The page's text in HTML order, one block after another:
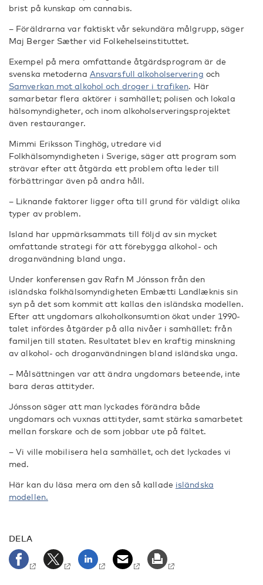
brist på kunskap om cannabis.
– Föräldrarna var faktiskt vår sekundära målgrupp, säger
Maj Berger Sæther vid Folkehelseinstituttet.
Exempel på mera omfattande åtgärdsprogram är de
svenska metoderna Ansvarsfull alkoholservering och
Samverkan mot alkohol och droger i trafiken. Här
samarbetar flera aktörer i samhället; polisen och lokala
hälsomyndigheter, och inom alkoholserveringsprojektet
även restauranger.
Mimmi Eriksson Tinghög, utredare vid
Folkhälsomyndigheten i Sverige, säger att program som
strävar efter att åtgärda ett problem ofta leder till
förbättringar även på andra håll.
– Liknande faktorer ligger ofta till grund för väldigt olika
typer av problem.
Island har uppmärksammats till följd av sin mycket
omfattande strategi för att förebygga alkohol- och
droganvändning bland unga.
Under konferensen gav Rafn M Jónsson från den
isländska folkhälsomyndigheten Embætti Landlæknis sin
syn på det som kommit att kallas den isländska modellen.
Efter att ungdomars alkoholkonsumtion ökat under 1990-
talet infördes åtgärder på alla nivåer i samhället: från
familjen till staten. Resultatet blev en kraftig minskning
av alkohol- och droganvändningen bland isländska unga.
– Målsättningen var att ändra ungdomars beteende, inte
bara deras attityder.
Jónsson säger att man lyckades förändra både
ungdomars och vuxnas attityder, samt stärka samarbetet
mellan forskare och de som jobbar ute på fältet.
– Vi ville mobilisera hela samhället, och det lyckades vi
med.
Här kan du läsa mera om den så kallade isländska
modellen.
DELA